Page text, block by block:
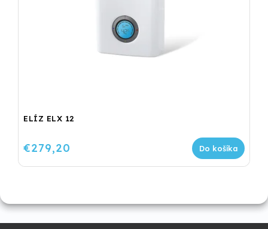
ELÍZ ELX 12
€279,20 Do košíka